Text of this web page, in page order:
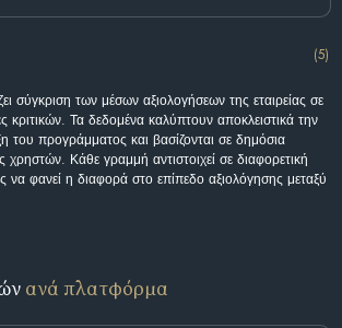
(5)
σύγκριση των μέσων αξιολογήσεων της εταιρείας σε
κριτικών. Τα δεδομένα καλύπτουν αποκλειστικά την
του προγράμματος και βασίζονται σε δημόσια
χρηστών. Κάθε γραμμή αντιστοιχεί σε διαφορετική
να φανεί η διαφορά στο επίπεδο αξιολόγησης μεταξύ
ανά πλατφόρμα